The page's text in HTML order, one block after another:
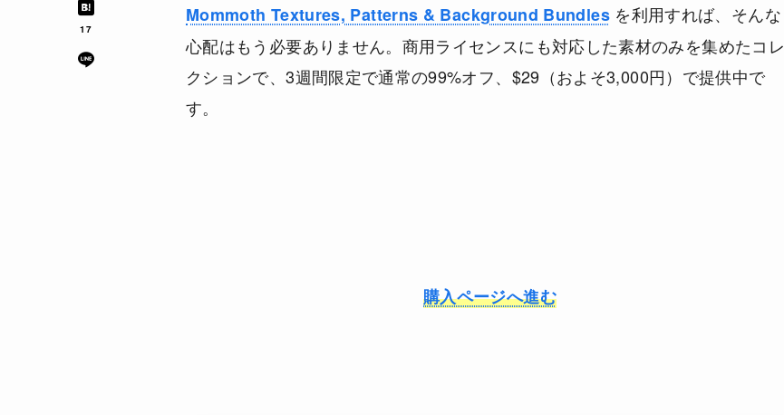
17
Mommoth Textures, Patterns & Background Bundlesを利用すれば、そんな
心配はもう必要ありません。商用ライセンスにも対応した素材のみを集めたコレ
クションで、3週間限定で通常の99%オフ、$29（およそ3,000円）で提供中で
す。
購入ページへ進む